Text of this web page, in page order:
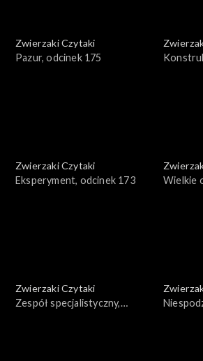
Zwierzaki Czytaki
Pazur, odcinek 175
Zwierzaki Czytaki
Eksperyment, odcinek 173
Wielkie
Zwierzaki Czytaki
Zespół specjalistyczny,